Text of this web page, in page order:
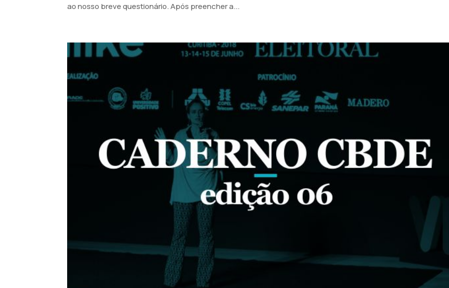
ao nosso breve questionário. Após preencher a...